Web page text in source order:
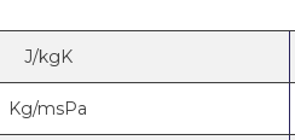
J/kgK
Kg/msPa